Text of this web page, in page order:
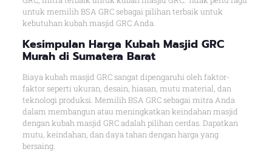
untuk memilih BSA GRC sebagai pilihan terbaik untuk
kebutuhan kubah masjid GRC Anda.
Kesimpulan Harga Kubah Masjid GRC
Murah di Sumatera Barat
Biaya kubah masjid GRC sangat dipengaruhi oleh faktor-
faktor seperti ukuran, desain, hiasan, mutu material, dan
teknologi produksi. Memilih BSA GRC sebagai mitra Anda
dalam membangun atau meningkatkan keindahan masjid
dengan kubah masjid GRC adalah pilihan cerdas. Dapatkan
mutu, keindahan, dan daya tahan dengan harga yang
bersaing.